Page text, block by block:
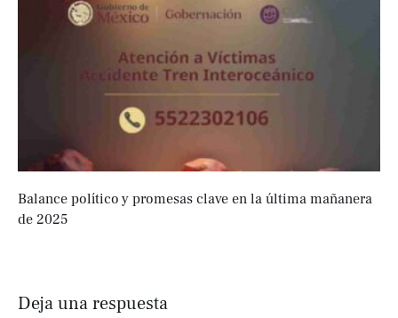
Balance político y promesas clave en la última mañanera
de 2025
Deja una respuesta